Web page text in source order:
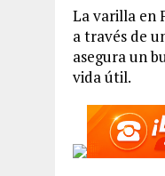
La varilla en
a través de
asegura un
vida útil.